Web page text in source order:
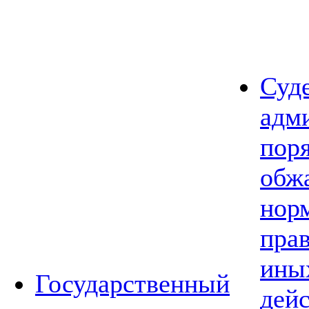
Государственный